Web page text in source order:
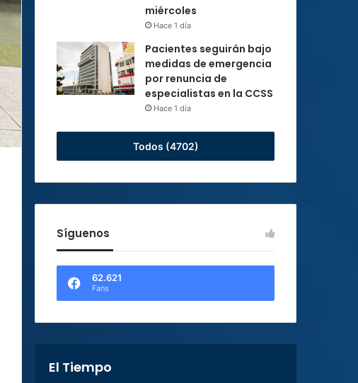
miércoles
Hace 1 día
Pacientes seguirán bajo
medidas de emergencia
por renuncia de
especialistas en la CCSS
Hace 1 día
Todos (4702)
Síguenos
62.621
Fans
El Tiempo